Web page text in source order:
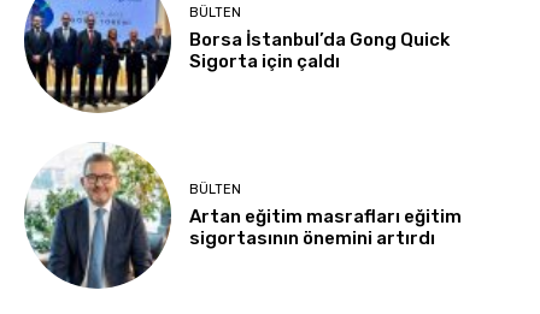
BÜLTEN
Borsa İstanbul’da Gong Quick
Sigorta için çaldı
BÜLTEN
Artan eğitim masrafları eğitim
sigortasının önemini artırdı